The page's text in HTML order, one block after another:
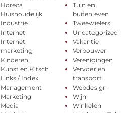
Horeca
Huishoudelijk
Industrie
Internet
Internet
marketing
Kinderen
Kunst en Kitsch
Links / Index
Management
Marketing
Media
Tuin en
buitenleven
Tweewielers
Uncategorized
Vakantie
Verbouwen
Verenigingen
Vervoer en
transport
Webdesign
Wijn
Winkelen